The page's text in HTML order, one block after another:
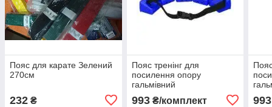
Пояс для карате Зелений
270см
232 ₴
Пояс тренінг для
посилення опору
гальмівний
993₴/комплект 993